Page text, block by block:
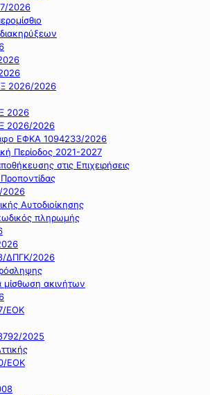
2026
2026/2026
2026
2026/2026
ΕΦΚΑ 1094233/2026
Περίοδος 2021-2027
στις Επιχειρήσεις
2026
Αυτοδιοίκησης
πληρωμής
ΔΠΓΚ/2026
μίσθωση ακινήτων
ΕΟΚ
2025
ΕΟΚ